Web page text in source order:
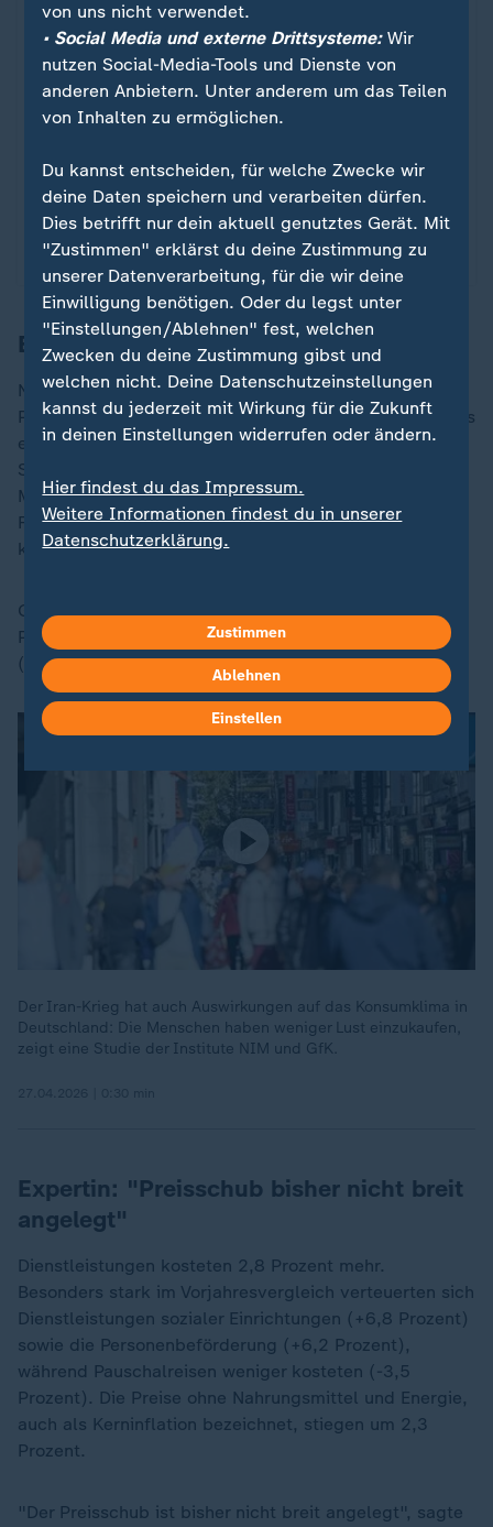
Spritpreise: So viel kosten Benzin
und Diesel aktuell
Die angespannte Lage zwischen USA und Iran hält
die Spritpreise auf hohem Niveau. Was Benzin und
den letzten Monaten entwickelten.
von Robert Meyer, Moritz Zajonz
mit Video 0:57
Butter- und Kartoffelpreise gesunken
Nahrungsmittel verteuerten sich mit 1,2 (März: +0,9)
Prozent unterdurchschnittlich. Hohe Aufschläge gab es
etwa bei Zucker, Marmelade, Honig und anderen
Süßwaren (+6,6 Prozent). Fisch, Fischwaren und
Meeresfrüchte (+3,7 Prozent), Fleisch und
Fleischwaren sowie Obst (beide +3,6 Prozent)
kosteten ebenfalls mehr.
Günstiger zu haben waren dagegen Butter (-25,4
Prozent) und Olivenöl (-8,9 Prozent) sowie Kartoffeln
(-14,4 Prozent) und Molkereiprodukte (-5,6 Prozent).
Der Iran-Krieg hat auch Auswirkungen auf das Konsumklima in
Deutschland: Die Menschen haben weniger Lust einzukaufen,
zeigt eine Studie der Institute NIM und GfK.
Expertin: "Preisschub bisher nicht breit
angelegt"
Dienstleistungen kosteten 2,8 Prozent mehr.
Besonders stark im Vorjahresvergleich verteuerten sich
Dienstleistungen sozialer Einrichtungen (+6,8 Prozent)
sowie die Personenbeförderung (+6,2 Prozent),
während Pauschalreisen weniger kosteten (-3,5
Prozent). Die Preise ohne Nahrungsmittel und Energie,
auch als Kerninflation bezeichnet, stiegen um 2,3
Prozent.
"Der Preisschub ist bisher nicht breit angelegt", sagte
von uns nicht verwendet.
• Social Media und externe Drittsysteme:Wir
nutzen Social-Media-Tools und Dienste von
anderen Anbietern. Unter anderem um das Teilen
von Inhalten zu ermöglichen.
Du kannst entscheiden, für welche Zwecke wir
deine Daten speichern und verarbeiten dürfen.
Dies betrifft nur dein aktuell genutztes Gerät. Mit
"Zustimmen" erklärst du deine Zustimmung zu
unserer Datenverarbeitung, für die wir deine
Einwilligung benötigen. Oder du legst unter
"Einstellungen/Ablehnen" fest, welchen
Zwecken du deine Zustimmung gibst und
welchen nicht. Deine Datenschutzeinstellungen
kannst du jederzeit mit Wirkung für die Zukunft
in deinen Einstellungen widerrufen oder ändern.
Hier findest du das Impressum.
Weitere Informationen findest du in unserer
Datenschutzerklärung.
Zustimmen
Ablehnen
Einstellen